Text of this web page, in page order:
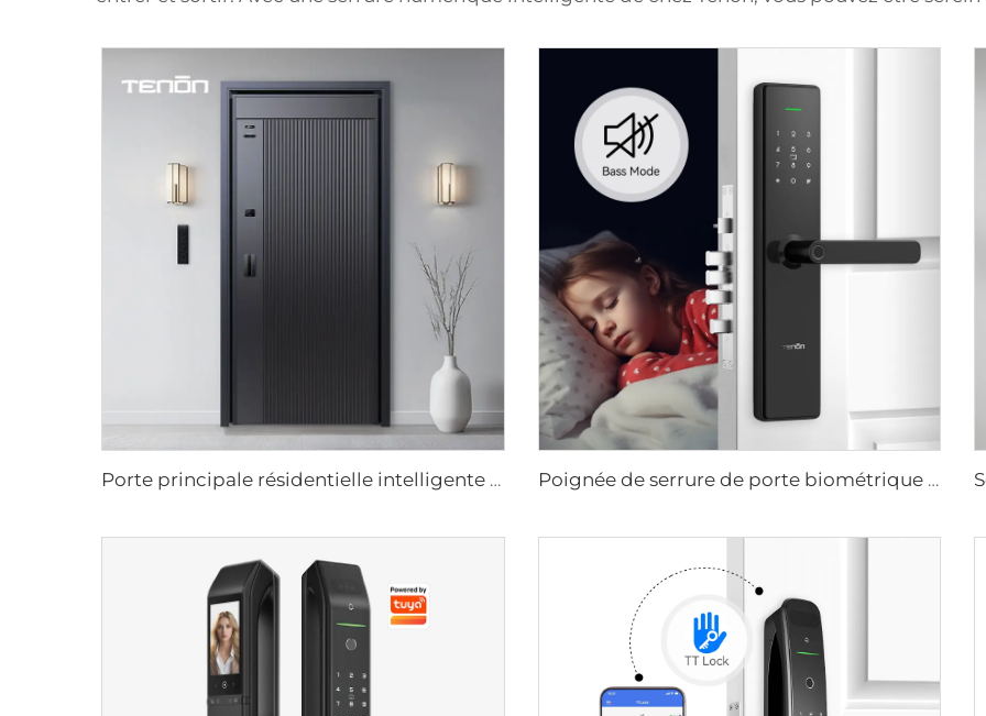
Porte principale résidentielle intelligente en aluminium de luxe pour sécurité M8 Poignée de serrure de porte biométrique à empreintes digitales pour domicile Tuya T15